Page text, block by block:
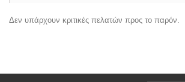
Δεν υπάρχουν κριτικές πελατών προς το παρόν.